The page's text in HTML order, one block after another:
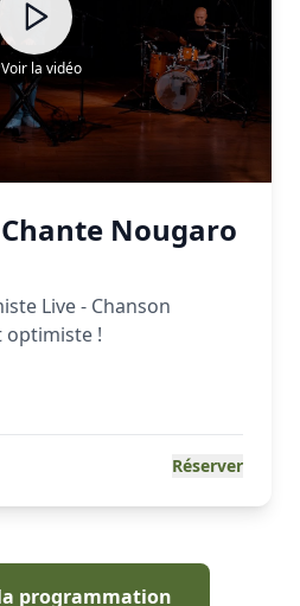
Voir la vidéo
Nougaro
Live - Chanson
optimiste !
Réserver
programmation